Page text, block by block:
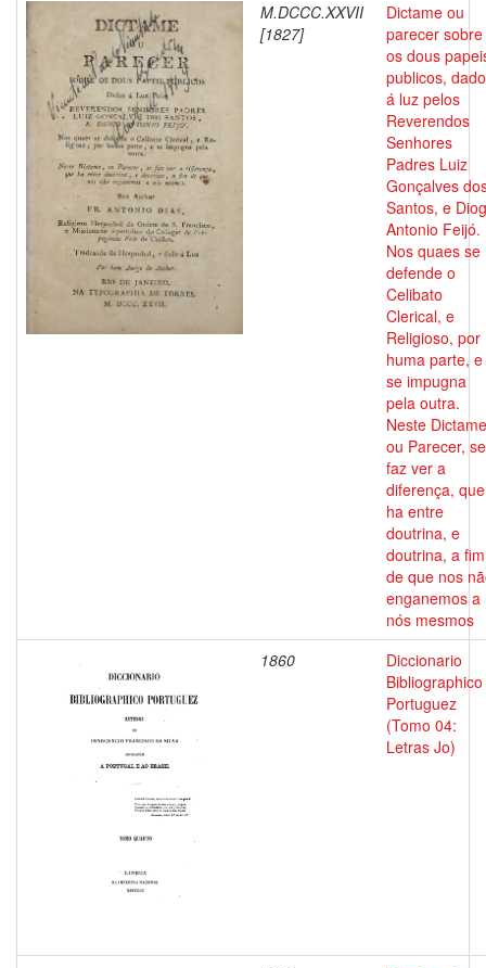
M.DCCC.XXVII
[1827]
Dictame ou
parecer sobre
os dous
publicos,
á luz pelos
Reverendos
Senhores
Padres Luiz
Gonçalves
Santos, e
Antonio Feijó.
Nos quaes se
defende o
Celibato
Clerical, e
Religioso, por
huma parte, e
se impugna
pela outra.
Neste
ou Parecer, se
faz ver a
diferença, que
ha entre
doutrina, e
doutrina, a fim
de que nos
enganemos a
nós mesmos
1860
Diccionario
Bibliographico
Portuguez
(Tomo 04:
Letras Jo)